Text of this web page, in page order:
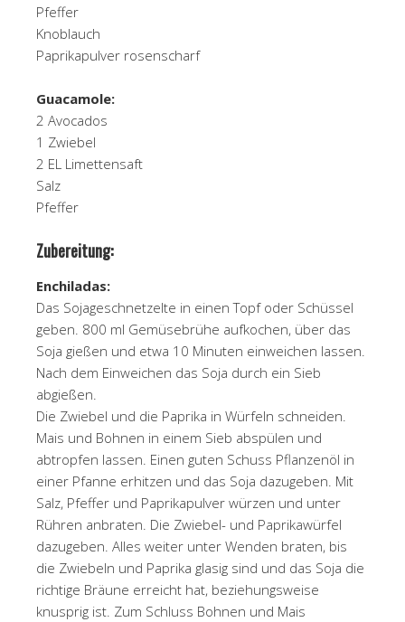
Pfeffer
Knoblauch
Paprikapulver rosenscharf
2 Avocados
1 Zwiebel
2 EL Limettensaft
Salz
Pfeffer
Zubereitung:
Enchiladas:
Das Sojageschnetzelte in einen Topf oder Schüssel
geben. 800 ml Gemüsebrühe aufkochen, über das
Soja gießen und etwa 10 Minuten einweichen lassen.
Nach dem Einweichen das Soja durch ein Sieb
abgießen.
Die Zwiebel und die Paprika in Würfeln schneiden.
Mais und Bohnen in einem Sieb abspülen und
abtropfen lassen. Einen guten Schuss Pflanzenöl in
einer Pfanne erhitzen und das Soja dazugeben. Mit
Salz, Pfeffer und Paprikapulver würzen und unter
Rühren anbraten. Die Zwiebel- und Paprikawürfel
dazugeben. Alles weiter unter Wenden braten, bis
die Zwiebeln und Paprika glasig sind und das Soja die
richtige Bräune erreicht hat, beziehungsweise
knusprig ist. Zum Schluss Bohnen und Mais